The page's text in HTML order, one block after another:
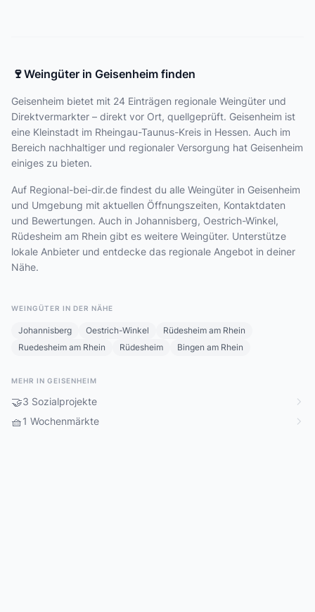
🍷Weingüter in Geisenheim finden
Geisenheim bietet mit 24 Einträgen regionale Weingüter und
Direktvermarkter – direkt vor Ort, quellgeprüft. Geisenheim ist
eine Kleinstadt im Rheingau-Taunus-Kreis in Hessen. Auch im
Bereich nachhaltiger und regionaler Versorgung hat Geisenheim
einiges zu bieten.
Auf Regional-bei-dir.de findest du alle Weingüter in Geisenheim
und Umgebung mit aktuellen Öffnungszeiten, Kontaktdaten
und Bewertungen. Auch in Johannisberg, Oestrich-Winkel,
Rüdesheim am Rhein gibt es weitere Weingüter. Unterstütze
lokale Anbieter und entdecke das regionale Angebot in deiner
Nähe.
WEINGÜTER IN DER NÄHE
Johannisberg Oestrich-Winkel
Rüdesheim am Rhein
Ruedesheim am Rhein
Rüdesheim Bingen am Rhein
MEHR IN GEISENHEIM
🤝3 Sozialprojekte
🧺1 Wochenmärkte